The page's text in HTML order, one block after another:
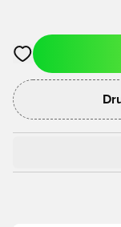
Öffnet ein neues